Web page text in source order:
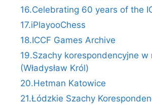
16.Celebrating 60 years of the
17.iPlayooChess
18.ICCF Games Archive
19.Szachy korespondencyjne w
(Władysław Król)
20.Hetman Katowice
21.Łódzkie Szachy